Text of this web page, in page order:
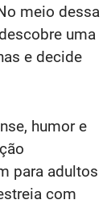
meio dessa
uma
e decide
humor e
para adultos
com